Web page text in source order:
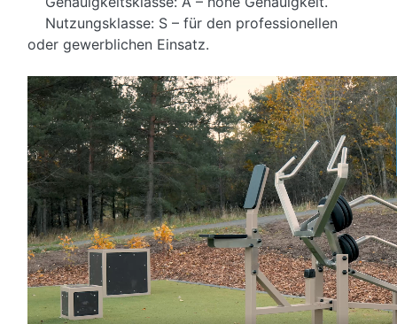
Nutzungsklasse: S – für den professionellen
oder gewerblichen Einsatz.